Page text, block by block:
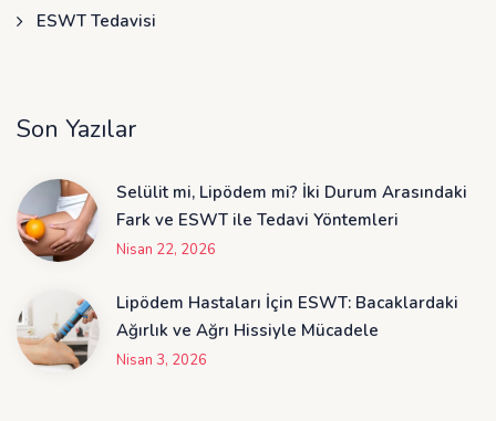
ESWT Tedavisi
Son Yazılar
Selülit mi, Lipödem mi? İki Durum Arasındaki
Fark ve ESWT ile Tedavi Yöntemleri
Nisan 22, 2026
Lipödem Hastaları İçin ESWT: Bacaklardaki
Ağırlık ve Ağrı Hissiyle Mücadele
Nisan 3, 2026